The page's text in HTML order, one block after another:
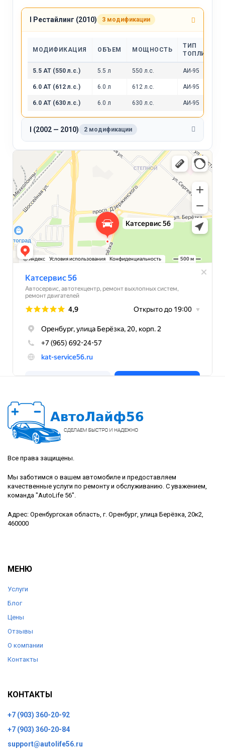
I Рестайлинг (2010) 3 модификации
МОДИФИКАЦИЯ ОБЪЕМ МОЩНОСТЬ
ТИП
ТОПЛИВА
5.5 AT (550 л.с.) 5.5 л 550 л.с. АИ-95
6.0 AT (612 л.с.) 6.0 л 612 л.с. АИ-95
6.0 AT (630 л.с.) 6.0 л 630 л.с. АИ-95
I (2002 — 2010) 2 модификации
Все права защищены.
Мы заботимся о вашем автомобиле и предоставляем
качественные услуги по ремонту и обслуживанию. С уважением,
команда "AutoLife 56".
Адрес: Оренбургская область, г. Оренбург, улица Берёзка, 20к2,
460000
МЕНЮ
Услуги
Блог
Цены
Отзывы
О компании
Контакты
КОНТАКТЫ
+7 (903) 360-20-92
+7 (903) 360-20-84
support@autolife56.ru